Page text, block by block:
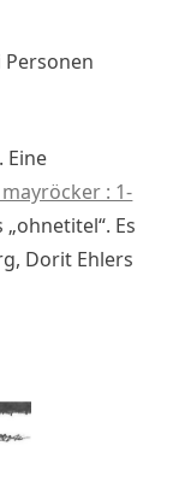
Eine
: 1-
Es
Dorit Ehlers